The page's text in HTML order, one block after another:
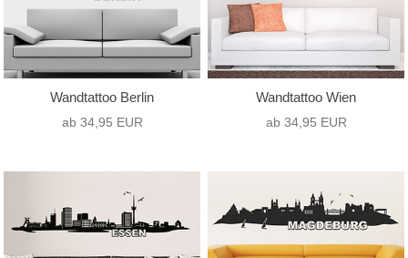
Wandtattoo Berlin
ab 34,95 EUR
Wandtattoo Wien
ab 34,95 EUR